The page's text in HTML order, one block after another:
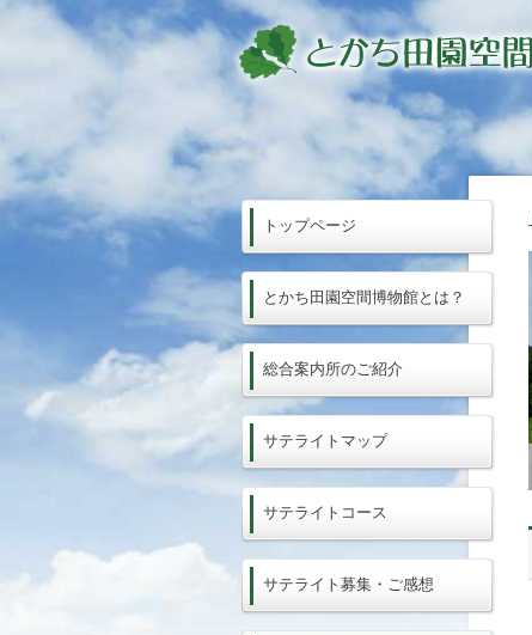
トップページ
とかち田園空間博物館とは？
総合案内所のご紹介
サテライトマップ
サテライトコース
サテライト募集・ご感想